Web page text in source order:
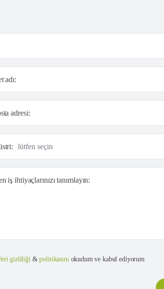
adı:
adresi:
iş ihtiyaçlarınızı tanımlayın:
gizliliği&politikasınıokudum ve kabul ediyorum